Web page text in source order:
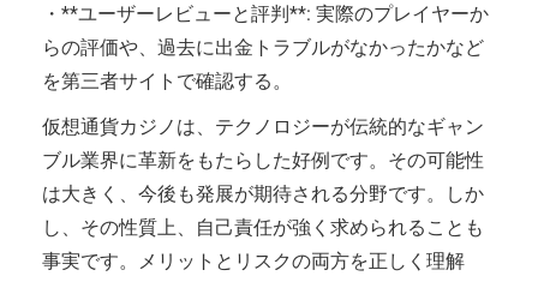
・**ユーザーレビューと評判**: 実際のプレイヤーか
らの評価や、過去に出金トラブルがなかったかなど
を第三者サイトで確認する。
仮想通貨カジノは、テクノロジーが伝統的なギャン
ブル業界に革新をもたらした好例です。その可能性
は大きく、今後も発展が期待される分野です。しか
し、その性質上、自己責任が強く求められることも
事実です。メリットとリスクの両方を正しく理解